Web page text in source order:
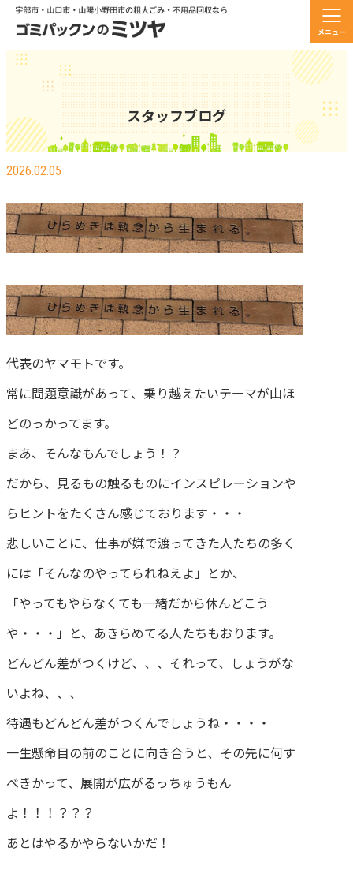
メニュー
スタッフブログ
もう一つ名言！！！
2026.02.05
代表のヤマモトです。
常に問題意識があって、乗り越えたいテーマが山ほ
どのっかってます。
まあ、そんなもんでしょう！？
だから、見るもの触るものにインスピレーションや
らヒントをたくさん感じております・・・
悲しいことに、仕事が嫌で渡ってきた人たちの多く
には「そんなのやってられねえよ」とか、
「やってもやらなくても一緒だから休んどこう
や・・・」と、あきらめてる人たちもおります。
どんどん差がつくけど、、、それって、しょうがな
いよね、、、
待遇もどんどん差がつくんでしょうね・・・・
一生懸命目の前のことに向き合うと、その先に何す
べきかって、展開が広がるっちゅうもん
よ！！！？？？
あとはやるかやらないかだ！